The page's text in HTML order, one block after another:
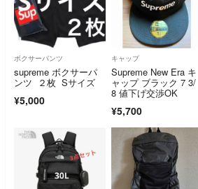
ボクサーパンツ
supreme ボクサーパ
ンツ ２枚 Sサイズ
¥5,000
キャップ
Supreme New Era キ
ャップ ブラック 7 3/
8 値下げ交渉OK
¥5,700